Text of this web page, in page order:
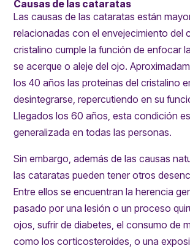
Causas de las cataratas
Las causas de las cataratas están
relacionadas con el envejecimiento del
cristalino cumple la función de enfocar
se acerque o aleje del ojo.
los 40 años las proteínas del cristalino
desintegrarse, repercutiendo en su
Llegados los 60 años, esta condición
generalizada en todas las personas.
Sin embargo, además de las causas
las cataratas pueden tener otros
Entre ellos se encuentran la herencia
pasado por una lesión o un proceso
ojos, sufrir de diabetes, el consumo de
como los corticosteroides, o una